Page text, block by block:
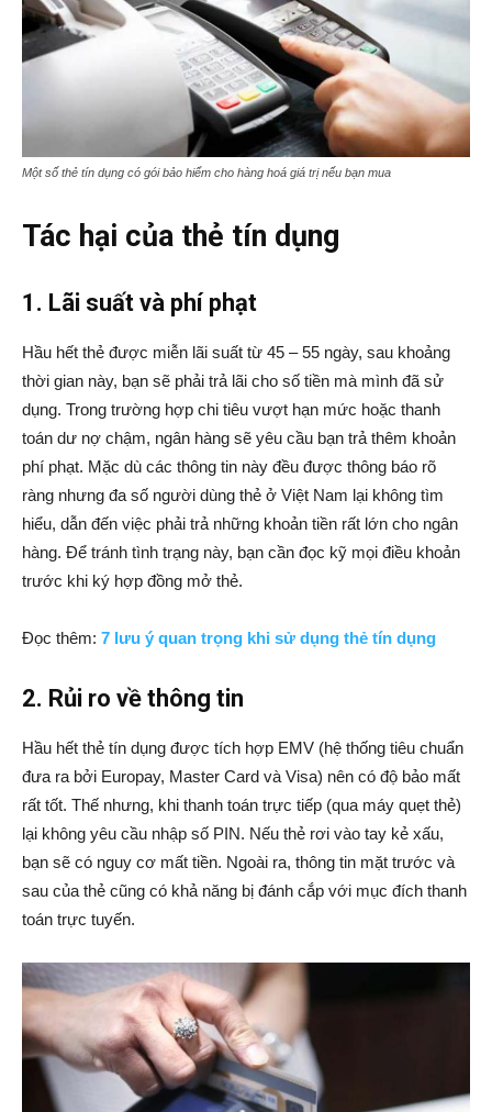
Một số thẻ tín dụng có gói bảo hiểm cho hàng hoá giá trị nếu bạn mua
Tác hại của thẻ tín dụng
1. Lãi suất và phí phạt
Hầu hết thẻ được miễn lãi suất từ 45 – 55 ngày, sau khoảng
thời gian này, bạn sẽ phải trả lãi cho số tiền mà mình đã sử
dụng. Trong trường hợp chi tiêu vượt hạn mức hoặc thanh
toán dư nợ chậm, ngân hàng sẽ yêu cầu bạn trả thêm khoản
phí phạt. Mặc dù các thông tin này đều được thông báo rõ
ràng nhưng đa số người dùng thẻ ở Việt Nam lại không tìm
hiểu, dẫn đến việc phải trả những khoản tiền rất lớn cho ngân
hàng. Để tránh tình trạng này, bạn cần đọc kỹ mọi điều khoản
trước khi ký hợp đồng mở thẻ.
Đọc thêm: 7 lưu ý quan trọng khi sử dụng thẻ tín dụng
2. Rủi ro về thông tin
Hầu hết thẻ tín dụng được tích hợp EMV (hệ thống tiêu chuẩn
đưa ra bởi Europay, Master Card và Visa) nên có độ bảo mất
rất tốt. Thế nhưng, khi thanh toán trực tiếp (qua máy quẹt thẻ)
lại không yêu cầu nhập số PIN. Nếu thẻ rơi vào tay kẻ xấu,
bạn sẽ có nguy cơ mất tiền. Ngoài ra, thông tin mặt trước và
sau của thẻ cũng có khả năng bị đánh cắp với mục đích thanh
toán trực tuyến.